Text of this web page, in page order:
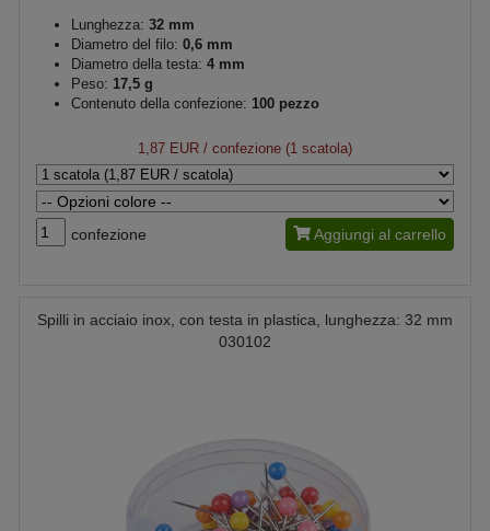
Lunghezza: 32 mm
Diametro del filo: 0,6 mm
Diametro della testa: 4 mm
Peso: 17,5 g
Contenuto della confezione: 100 pezzo
1,87 EUR / confezione (1 scatola)
confezione Aggiungi al carrello
Spilli in acciaio inox, con testa in plastica, lunghezza: 32 mm
030102